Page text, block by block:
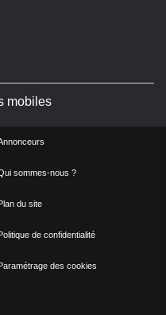
mobiles
sommes-nous ?
Plan du site
Politique de confidentialité
Paramétrage des cookies